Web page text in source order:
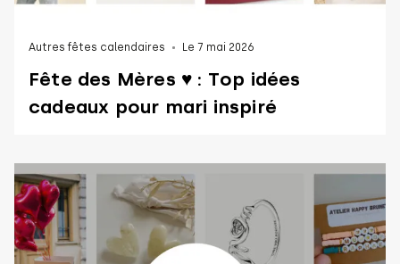
Autres fêtes calendaires Le 7 mai 2026
Fête des Mères ♥ : Top idées
cadeaux pour mari inspiré